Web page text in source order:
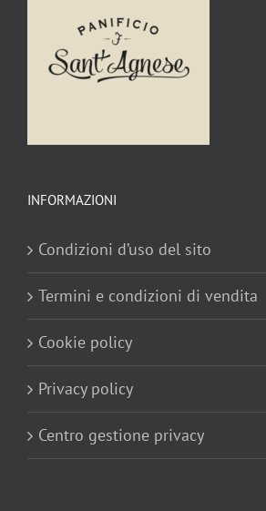
INFORMAZIONI
Condizioni d’uso del sito
Termini e condizioni di vendita
Cookie policy
Privacy policy
Centro gestione privacy